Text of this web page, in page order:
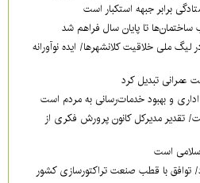
برابر جبهه استکبار است
تا پایان سال فراهم شد
ملی خلاقیت کلانشهرها/ ایده نوآورانه
عمرانی تبدیل کرد
و بهبود خدمات‌رسانی به مردم است
تقدیر مدیرکل کانون پرورش فکری از
است
توافق با قطب صنعت تراکتورسازی کشور